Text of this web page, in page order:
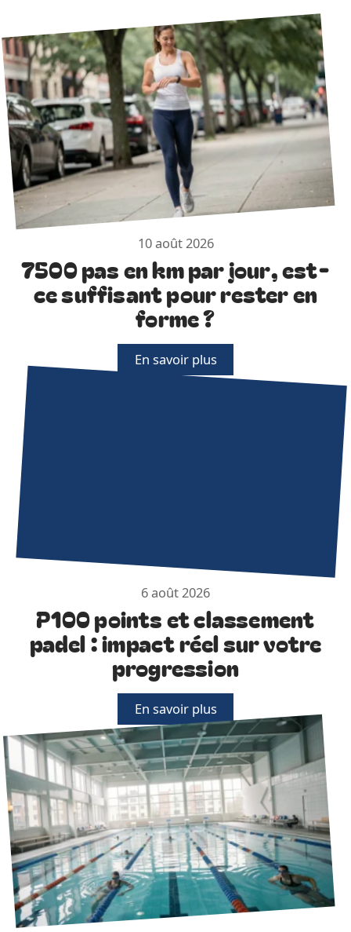
10 août 2026
7500 pas en km par jour, est-
ce suffisant pour rester en
forme ?
En savoir plus
6 août 2026
P100 points et classement
padel : impact réel sur votre
progression
En savoir plus